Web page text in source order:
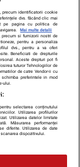
și condiții
sau persoană
poate reproduce
identificatorii cookie
dvs. făcând clic mai
pe pagina cu politica de
Mai multe detalii
si furnizorii nostri de
pentru a personaliza
dvs., pentru a va oferi
Beneficiati de drepturile
Aceste drepturi pot fi
tuturor Tehnologiilor de
de catre Vendor-ii cu
schimba preferintele in mod
ului.
selectarea conținutului
Utilizarea profilurilor
Utilizarea datelor limitate
Măsurarea performanței
diferite. Utilizarea de date
dispozitivului.